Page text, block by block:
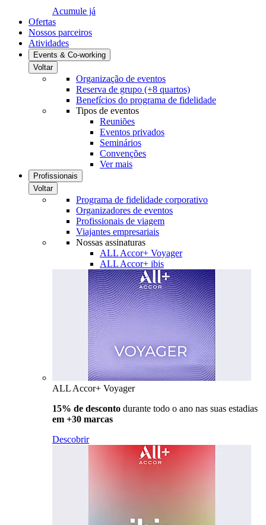
Acumule já
Ofertas
Nossos parceiros
Atividades
Events & Co-working
Voltar
Organização de eventos
Reserva de grupo (+8 quartos)
Benefícios do programa de fidelidade
Tipos de eventos
Reuniões
Eventos privados
Seminários
Convenções
Ver mais
Profissionais
Voltar
Programa de fidelidade corporativo
Organizadores de eventos
Profissionais de viagem
Viajantes empresariais
Nossas assinaturas
ALL Accor+ Voyager
ALL Accor+ ibis
ALL Accor+ Voyager
15% de desconto durante todo o ano nas suas estadias
em +30 marcas
Descobrir